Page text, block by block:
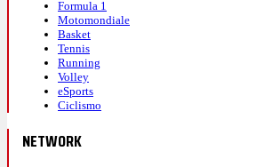
Formula 1
Motomondiale
Basket
Tennis
Running
Volley
eSports
Ciclismo
NETWORK